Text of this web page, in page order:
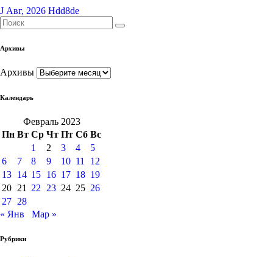
J Авг, 2026 Hdd8de
Архивы
Архивы
Календарь
Февраль 2023
Пн Вт Ср Чт Пт Сб Вс
1
2 3 4
5
6
7 8 9 10 11
12
13 14 15 16 17 18 19
20 21 22 23 24 25 26
27 28
« Янв
Мар »
Рубрики